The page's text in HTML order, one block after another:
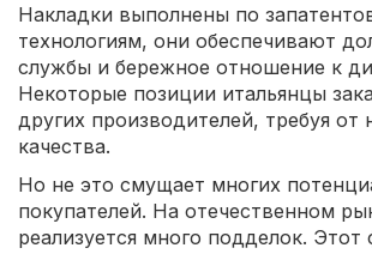
Накладки выполнены по
технологиям, они обеспечивают
службы и бережное отношение к
Некоторые позиции итальянцы
других производителей, требуя от
качества.
Но не это смущает многих
покупателей. На отечественном
реализуется много подделок. Этот